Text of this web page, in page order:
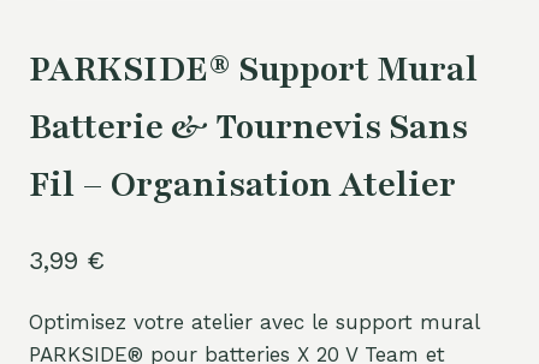
PARKSIDE® Support Mural
Batterie & Tournevis Sans
Fil – Organisation Atelier
3,99 €
Optimisez votre atelier avec le support mural
PARKSIDE® pour batteries X 20 V Team et